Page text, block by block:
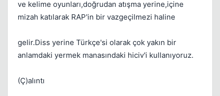
ve kelime oyunları,doğrudan atışma yerine,içine
mizah katılarak RAP'in bir vazgeçilmezi haline
gelir.Diss yerine Türkçe'si olarak çok yakın bir
anlamdaki yermek manasındaki hiciv'i kullanıyoruz.
(Ç)alıntı